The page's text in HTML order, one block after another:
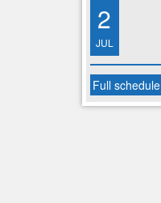
2
JUL
Full schedule